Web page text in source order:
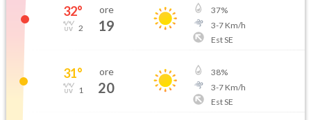
32°
2
ore
19
37%
3-7Km/h
Est SE
31°
1
ore
20
38%
3-7Km/h
Est SE